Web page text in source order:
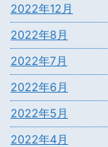
2022年12月
2022年8月
2022年7月
2022年6月
2022年5月
2022年4月